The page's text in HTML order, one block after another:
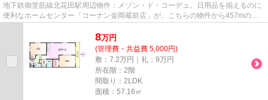
地下鉄御堂筋線北花田駅周辺物件：メゾン・ド・コーデュ。日用品を揃えるのに
便利なホームセンター「コーナン金岡蔵前店」が、こちらの物件から457mのと
8万円
(管理費・共益費 5,000円)
敷：7.2万円｜礼：9万円
所在階：2階
間取り：2LDK
面積：57.16㎡